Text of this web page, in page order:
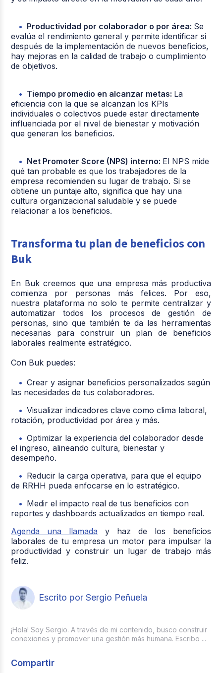
Productividad por colaborador o por área: Se
evalúa el rendimiento general y permite identificar si
después de la implementación de nuevos beneficios,
hay mejoras en la calidad de trabajo o cumplimiento
de objetivos.
Tiempo promedio en alcanzar metas: La
eficiencia con la que se alcanzan los KPIs
individuales o colectivos puede estar directamente
influenciada por el nivel de bienestar y motivación
que generan los beneficios.
Net Promoter Score (NPS) interno: El NPS mide
qué tan probable es que los trabajadores de la
empresa recomienden su lugar de trabajo. Si se
obtiene un puntaje alto, significa que hay una
cultura organizacional saludable y se puede
relacionar a los beneficios.
Transforma tu plan de beneficios con
Buk
En Buk creemos que una empresa más productiva
comienza por personas más felices. Por eso,
nuestra plataforma no solo te permite centralizar y
automatizar todos los procesos de gestión de
personas, sino que también te da las herramientas
necesarias para construir un plan de beneficios
laborales realmente estratégico.
Con Buk puedes:
Crear y asignar beneficios personalizados según
las necesidades de tus colaboradores.
Visualizar indicadores clave como clima laboral,
rotación, productividad por área y más.
Optimizar la experiencia del colaborador desde
el ingreso, alineando cultura, bienestar y
desempeño.
Reducir la carga operativa, para que el equipo
de RRHH pueda enfocarse en lo estratégico.
Medir el impacto real de tus beneficios con
reportes y dashboards actualizados en tiempo real.
Agenda una llamada y haz de los beneficios
laborales de tu empresa un motor para impulsar la
productividad y construir un lugar de trabajo más
feliz.
Escrito por Sergio Peñuela
¡Hola! Soy Sergio. A través de mi contenido, busco construir
conexiones y promover una gestión más humana. Escribo ...
Compartir